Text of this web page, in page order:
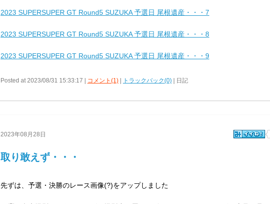
2023 SUPERSUPER GT Round5 SUZUKA 予選日 尾根遺産・・・7
2023 SUPERSUPER GT Round5 SUZUKA 予選日 尾根遺産・・・8
2023 SUPERSUPER GT Round5 SUZUKA 予選日 尾根遺産・・・9
Posted at 2023/08/31 15:33:17 | コメント(1) トラックバック(0) | 日記
2023年08月28日
取り敢えず・・・
先ずは、予選・決勝のレース画像(?)をアップしました